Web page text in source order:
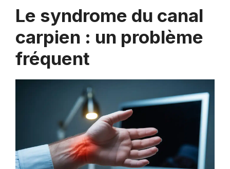
Le syndrome du canal
carpien : un problème
fréquent